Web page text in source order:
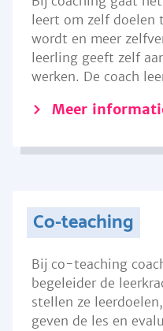
leert om zelf
wordt en meer
leerling geeft zelf
werken. De coach
Meer
Co-teaching
Bij co-teaching
begeleider de
stellen ze
geven de les en